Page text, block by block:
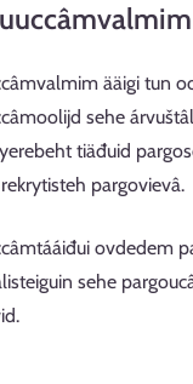
ääigi tun
sehe
tiäđuid
pargovievâ.
ovdedem
sehe